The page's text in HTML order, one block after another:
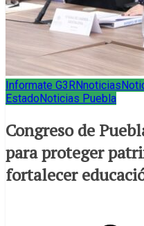
Informate G3RNnoticias
Estado Noticias Puebla
Congreso de
para proteger
fortalecer